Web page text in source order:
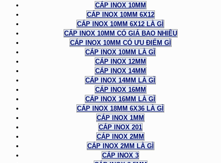
CÁP INOX 10MM
CÁP INOX 10MM 6X12
CÁP INOX 10MM 6X12 LÀ GÌ
CÁP INOX 10MM CÓ GIÁ BAO NHIÊU
CÁP INOX 10MM CÓ ƯU ĐIỂM GÌ
CÁP INOX 10MM LÀ GÌ
CÁP INOX 12MM
CÁP INOX 14MM
CÁP INOX 14MM LÀ GÌ
CÁP INOX 16MM
CÁP INOX 16MM LÀ GÌ
CÁP INOX 18MM 6X36 LÀ GÌ
CÁP INOX 1MM
CÁP INOX 201
CÁP INOX 2MM
CÁP INOX 2MM LÀ GÌ
CÁP INOX 3